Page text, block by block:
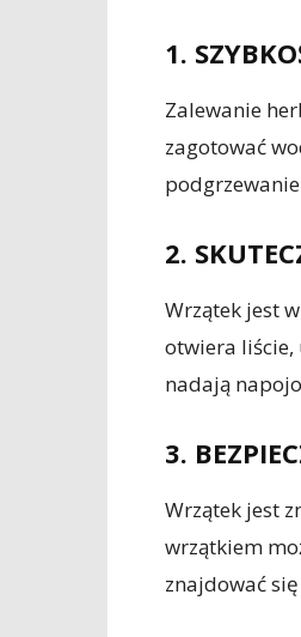
1.
Zalewanie
zagotować
2.
Wrzątek jest
otwiera liście,
nadają
3.
Wrzątek jest
wrzątkiem
znajdować